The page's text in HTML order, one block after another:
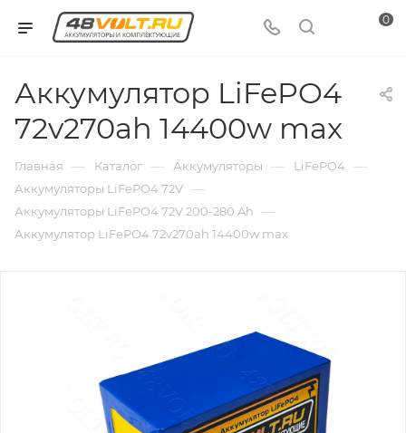
0
Аккумулятор LiFePO4
72v270ah 14400w max
Главная — Каталог — Аккумуляторы — LiFePO4 —
Аккумуляторы LiFePO4 72V —
Аккумуляторы LiFePO4 72V 200-280 Ah —
Аккумулятор LiFePO4 72v270ah 14400w max